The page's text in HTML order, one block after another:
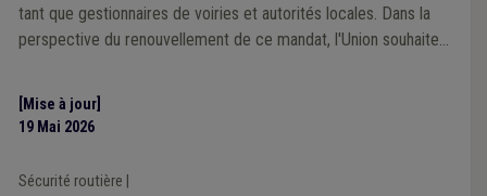
tant que gestionnaires de voiries et autorités locales. Dans la
perspective du renouvellement de ce mandat, l'Union souhaite
dynamiques de sécurité routière.
[Mise à jour]
19 Mai 2026
Sécurité routière